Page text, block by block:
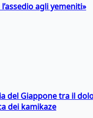
agli yemeniti»
del Giappone tra il
dei kamikaze